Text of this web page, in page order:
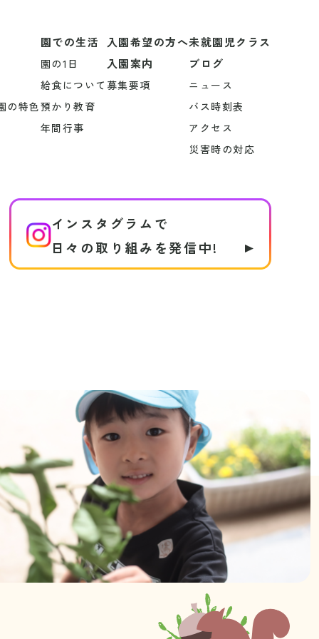
の特色
園での生活
園の1日
給食について
預かり教育
年間行事
入園希望の方へ
入園案内
募集要項
未就園児クラス
ブログ
ニュース
バス時刻表
アクセス
災害時の対応
インスタグラムで
日々の取り組みを発信中!